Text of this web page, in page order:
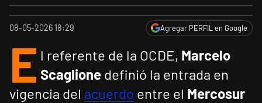
08-05-2026 18:29 Agregar PERFIL en Google
E l referente de la OCDE, Marcelo
Scaglione definió la entrada en
vigencia del acuerdo entre el Mercosur